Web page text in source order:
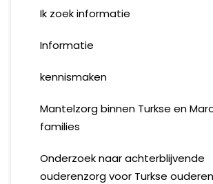
Ik zoek informatie
Informatie
kennismaken
Mantelzorg binnen Turkse en
families
Onderzoek naar achterblijvende
ouderenzorg voor Turkse ouderen